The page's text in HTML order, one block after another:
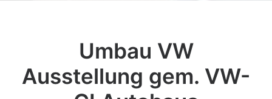
Umbau VW
Ausstellung gem. VW-